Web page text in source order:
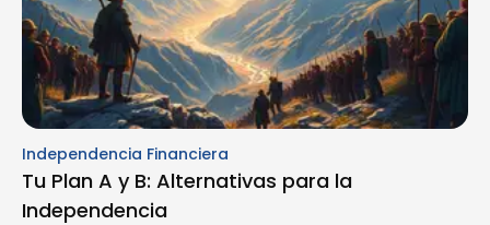
Independencia Financiera
Tu Plan A y B: Alternativas para la
Independencia